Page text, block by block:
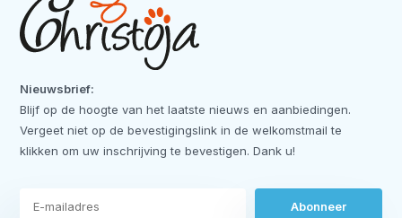
Nieuwsbrief:
Blijf op de hoogte van het laatste nieuws en aanbiedingen.
Vergeet niet op de bevestigingslink in de welkomstmail te
klikken om uw inschrijving te bevestigen. Dank u!
Abonneer